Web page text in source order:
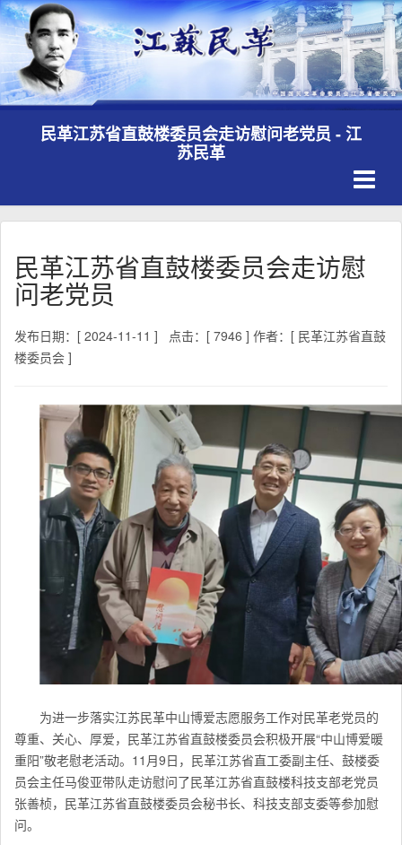
民革江苏省直鼓楼委员会走访慰问老党员 - 江
苏民革
民革江苏省直鼓楼委员会走访慰
问老党员
发布日期：[ 2024-11-11 ] 点击：[ 7946 ] 作者：[ 民革江苏省直鼓
楼委员会 ]
为进一步落实江苏民革中山博爱志愿服务工作对民革老党员的
尊重、关心、厚爱，民革江苏省直鼓楼委员会积极开展“中山博爱暖
重阳”敬老慰老活动。11月9日，民革江苏省直工委副主任、鼓楼委
员会主任马俊亚带队走访慰问了民革江苏省直鼓楼科技支部老党员
张善桢， 民革江苏省直鼓楼委员会秘书长、科技支部支委等参加慰
问。